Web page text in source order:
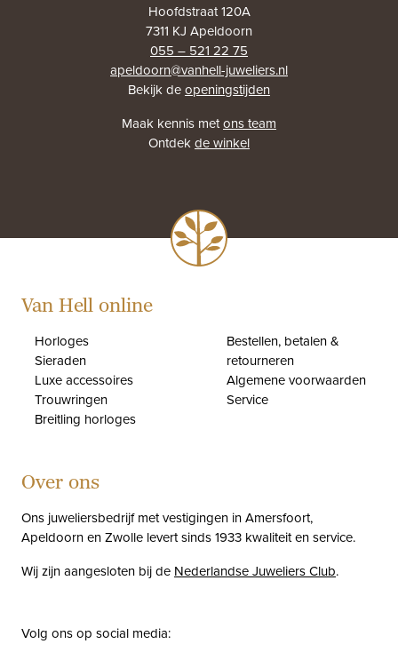
Hoofdstraat 120A
7311 KJ Apeldoorn
055 – 521 22 75
apeldoorn@vanhell-juweliers.nl
Bekijk deopeningstijden
Maak kennis metons team
Ontdekde winkel
Van Hell online
Horloges
Sieraden
Luxe accessoires
Trouwringen
Breitling horloges
Bestellen, betalen &
retourneren
Algemene voorwaarden
Service
Over ons
Ons juweliersbedrijf met vestigingen in Amersfoort,
Apeldoorn en Zwolle levert sinds 1933 kwaliteit en service.
Wij zijn aangesloten bij de Nederlandse Juweliers Club.
Volg ons op social media: